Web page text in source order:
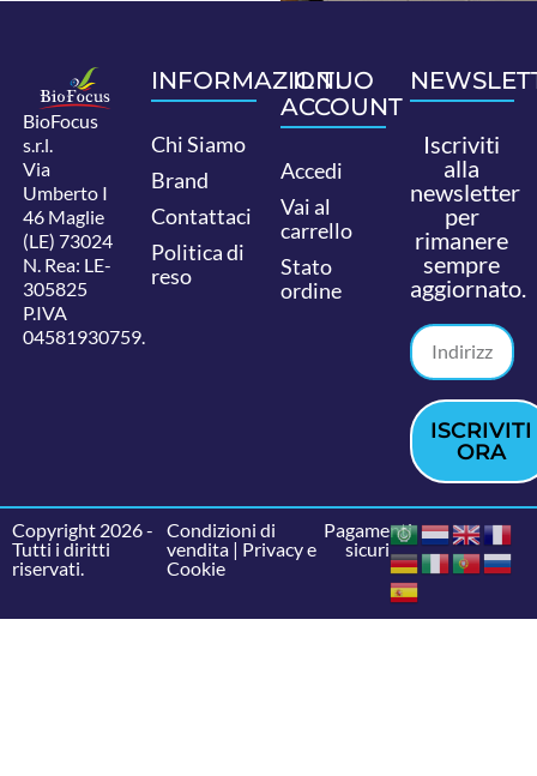
BioFocus
s.r.l.
Via
Umberto I
46 Maglie
(LE) 73024
N. Rea: LE-
305825
P.IVA
04581930759.
INFORMAZIONI
Chi Siamo
Brand
Contattaci
Politica di
reso
IL TUO
ACCOUNT
Accedi
Vai al
carrello
Stato
ordine
Iscriviti
alla
newsletter
per
rimanere
sempre
aggiornato.
ISCRIVITI
ORA
Copyright 2026 -
Tutti i diritti
riservati.
Condizioni di
vendita| Privacy e
Cookie
Pagamenti
sicuri